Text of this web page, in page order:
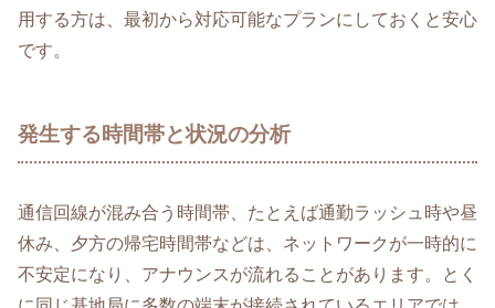
用する方は、最初から対応可能なプランにしておくと安心
です。
発生する時間帯と状況の分析
通信回線が混み合う時間帯、たとえば通勤ラッシュ時や昼
休み、夕方の帰宅時間帯などは、ネットワークが一時的に
不安定になり、アナウンスが流れることがあります。とく